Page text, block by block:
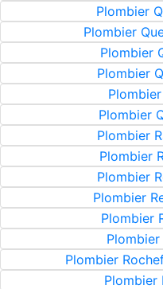
Plombier
Plombier
Plombier
Plombier
Plombier
Plombier
Plombier
Plombier
Plombier
Plombier
Plombier
Plombier